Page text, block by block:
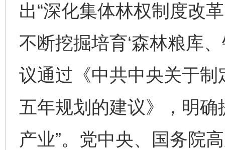
出“深化集体林权制度改
不断挖掘培育‘森林粮库
议通过《中共中央关于
五年规划的建议》，明
产业”。党中央、国务院